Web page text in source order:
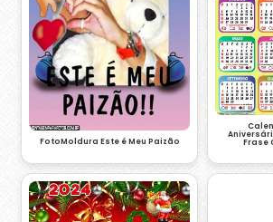
FotoMoldura Este é Meu Paizão Frase